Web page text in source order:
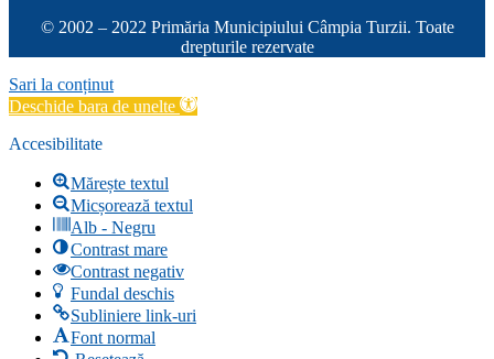
© 2002 – 2022 Primăria Municipiului Câmpia Turzii. Toate
drepturile rezervate
Sari la conținut
Deschide bara de unelte
Accesibilitate
Mărește textul
Micșorează textul
Alb - Negru
Contrast mare
Contrast negativ
Fundal deschis
Subliniere link-uri
Font normal